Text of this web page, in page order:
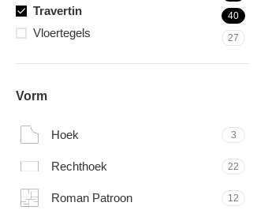
Travertin 40
Vloertegels 27
Vorm
Hoek 3
Rechthoek 22
Roman Patroon 12